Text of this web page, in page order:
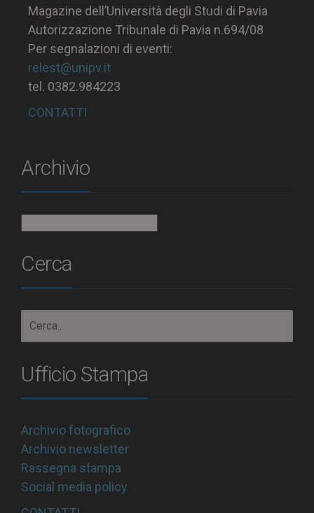
Magazine dell’Università degli Studi di Pavia
Autorizzazione Tribunale di Pavia n.694/08
Per segnalazioni di eventi:
relest@unipv.it
tel. 0382.984223
CONTATTI
Archivio
Cerca
Ufficio Stampa
Archivio fotografico
Archivio newsletter
Rassegna stampa
Social media policy